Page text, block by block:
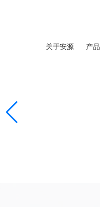
关于安源 产